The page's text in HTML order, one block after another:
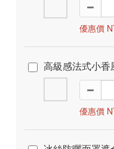
優惠價
高級感法式小
優惠價